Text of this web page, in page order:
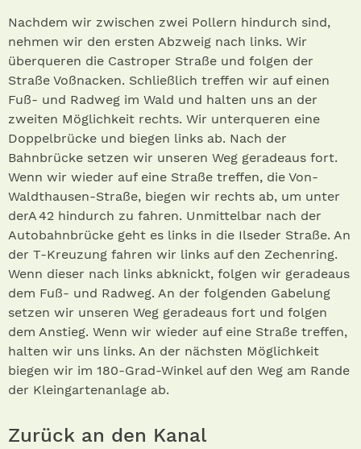
Nachdem wir zwischen zwei Pollern hindurch sind,
nehmen wir den ersten Abzweig nach links. Wir
überqueren die Castroper Straße und folgen der
Straße Voßnacken. Schließlich treffen wir auf einen
Fuß- und Radweg im Wald und halten uns an der
zweiten Möglichkeit rechts. Wir unterqueren eine
Doppelbrücke und biegen links ab. Nach der
Bahnbrücke setzen wir unseren Weg geradeaus fort.
Wenn wir wieder auf eine Straße treffen, die Von-
Waldthausen-Straße, biegen wir rechts ab, um unter
derA 42 hindurch zu fahren. Unmittelbar nach der
Autobahnbrücke geht es links in die Ilseder Straße. An
der T-Kreuzung fahren wir links auf den Zechenring.
Wenn dieser nach links abknickt, folgen wir geradeaus
dem Fuß- und Radweg. An der folgenden Gabelung
setzen wir unseren Weg geradeaus fort und folgen
dem Anstieg. Wenn wir wieder auf eine Straße treffen,
halten wir uns links. An der nächsten Möglichkeit
biegen wir im 180-Grad-Winkel auf den Weg am Rande
der Kleingartenanlage ab.
Zurück an den Kanal